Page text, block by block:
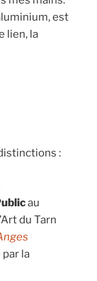
est
lien, la
:
au
du Tarn
par la